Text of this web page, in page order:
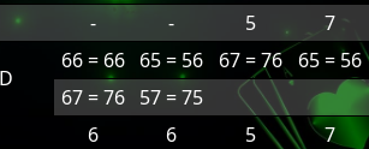
- - 5 7
66 = 66 65 = 56 67 = 76
65 = 56
67 = 76 57 = 75
6 6 5
7